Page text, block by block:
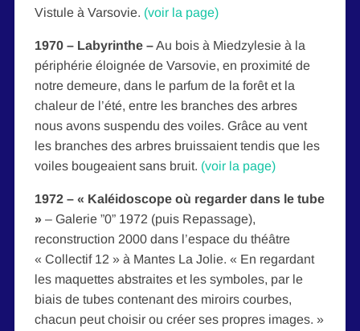
Vistule à Varsovie. (voir la page)
1970 – Labyrinthe –Au bois à Miedzylesie à la
périphérie éloignée de Varsovie, en proximité de
notre demeure, dans le parfum de la forêt et la
chaleur de l’été, entre les branches des arbres
nous avons suspendu des voiles. Grâce au vent
les branches des arbres bruissaient tendis que les
voiles bougeaient sans bruit. (voir la page)
1972 – « Kaléidoscope où regarder dans le tube
» – Galerie ”0” 1972 (puis Repassage),
reconstruction 2000 dans l’espace du théâtre
« Collectif 12 » à Mantes La Jolie. « En regardant
les maquettes abstraites et les symboles, par le
biais de tubes contenant des miroirs courbes,
chacun peut choisir ou créer ses propres images. »